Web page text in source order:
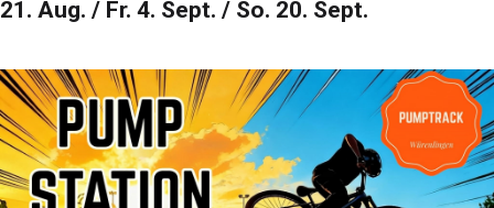
21. Aug. / Fr. 4. Sept. / So. 20. Sept.